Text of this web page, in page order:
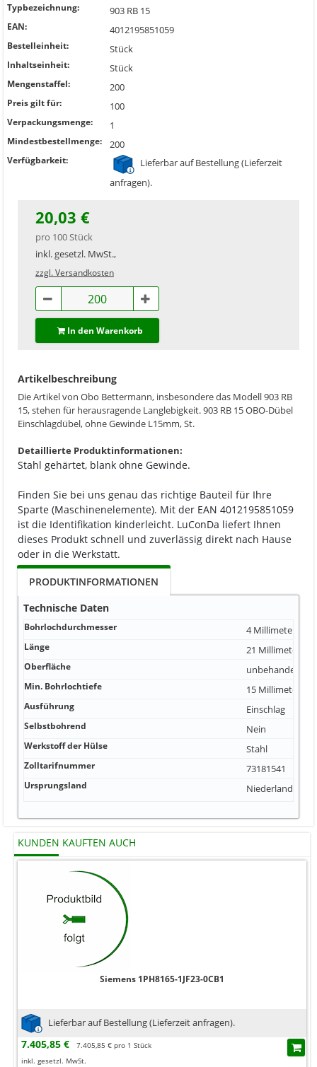
Typbezeichnung: 903 RB 15
EAN: 4012195851059
Bestelleinheit: Stück
Inhaltseinheit: Stück
Mengenstaffel: 200
Preis gilt für: 100
Verpackungsmenge: 1
Mindestbestellmenge: 200
Verfügbarkeit:
Lieferbar auf Bestellung (Lieferzeit
anfragen).
20,03 €
pro 100 Stück
inkl. gesetzl. MwSt.,
zzgl. Versandkosten
In den Warenkorb
Artikelbeschreibung
Die Artikel von Obo Bettermann, insbesondere das Modell 903 RB
15, stehen für herausragende Langlebigkeit. 903 RB 15 OBO-Dübel
Einschlagdübel, ohne Gewinde L15mm, St.
Detaillierte Produktinformationen:
Stahl gehärtet, blank ohne Gewinde.
Finden Sie bei uns genau das richtige Bauteil für Ihre
Sparte (Maschinenelemente). Mit der EAN 4012195851059
ist die Identifikation kinderleicht. LuConDa liefert Ihnen
dieses Produkt schnell und zuverlässig direkt nach Hause
oder in die Werkstatt.
PRODUKTINFORMATIONEN
Technische Daten
Bohrlochdurchmesser 4 Millimeter
Länge 21 Millimeter
Oberfläche unbehandelt
Min. Bohrlochtiefe 15 Millimeter
Ausführung Einschlag
Selbstbohrend Nein
Werkstoff der Hülse Stahl
Zolltarifnummer 73181541
Ursprungsland Niederlande
KUNDEN KAUFTEN AUCH
Siemens 1PH8165-1JF23-0CB1
Lieferbar auf Bestellung (Lieferzeit anfragen).
7.405,85 €
7.405,85 € pro 1 Stück
inkl. gesetzl. MwSt.